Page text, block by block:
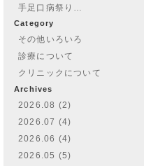
手足口病祭り…
Category
その他いろいろ
診療について
クリニックについて
Archives
2026.08 (2)
2026.07 (4)
2026.06 (4)
2026.05 (5)